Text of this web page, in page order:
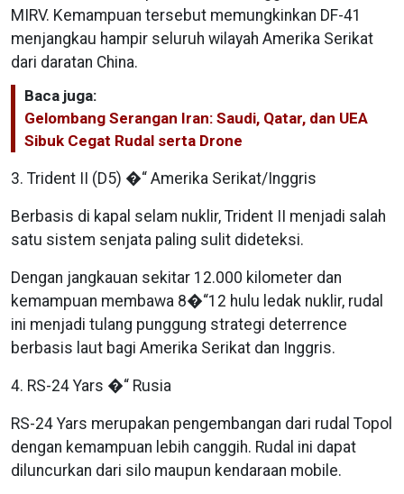
MIRV. Kemampuan tersebut memungkinkan DF-41
menjangkau hampir seluruh wilayah Amerika Serikat
dari daratan China.
Baca juga:
Gelombang Serangan Iran: Saudi, Qatar, dan UEA
Sibuk Cegat Rudal serta Drone
3. Trident II (D5) �“ Amerika Serikat/Inggris
Berbasis di kapal selam nuklir, Trident II menjadi salah
satu sistem senjata paling sulit dideteksi.
Dengan jangkauan sekitar 12.000 kilometer dan
kemampuan membawa 8�“12 hulu ledak nuklir, rudal
ini menjadi tulang punggung strategi deterrence
berbasis laut bagi Amerika Serikat dan Inggris.
4. RS-24 Yars �“ Rusia
RS-24 Yars merupakan pengembangan dari rudal Topol
dengan kemampuan lebih canggih. Rudal ini dapat
diluncurkan dari silo maupun kendaraan mobile.